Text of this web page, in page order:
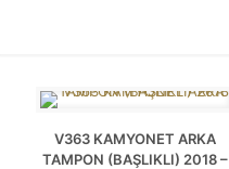
V363 KAMYONET ARKA
TAMPON (BAŞLIKLI) 2018 –